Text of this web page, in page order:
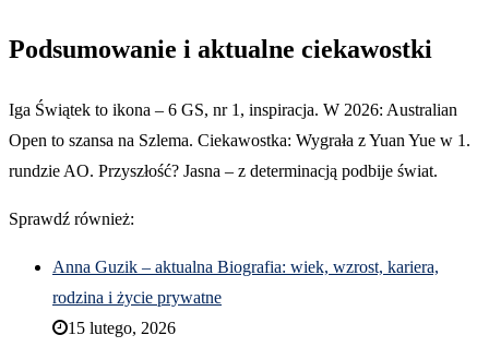
Podsumowanie i aktualne ciekawostki
Iga Świątek to ikona – 6 GS, nr 1, inspiracja. W 2026: Australian
Open to szansa na Szlema. Ciekawostka: Wygrała z Yuan Yue w 1.
rundzie AO. Przyszłość? Jasna – z determinacją podbije świat.
Sprawdź również:
Anna Guzik – aktualna Biografia: wiek, wzrost, kariera,
rodzina i życie prywatne
15 lutego, 2026